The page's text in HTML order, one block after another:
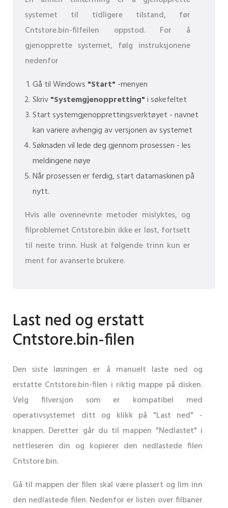
systemet til tidligere tilstand, før
Cntstore.bin-filfeilen oppstod. For å
gjenopprette systemet, følg instruksjonene
nedenfor
Gå til Windows "Start" -menyen
Skriv"Systemgjenoppretting"i søkefeltet
Start systemgjenopprettingsverktøyet - navnet
kan variere avhengig av versjonen av systemet
Søknaden vil lede deg gjennom prosessen - les
meldingene nøye
Når prosessen er ferdig, start datamaskinen på
nytt.
Hvis alle ovennevnte metoder mislyktes, og
filproblemet Cntstore.bin ikke er løst, fortsett
til neste trinn. Husk at følgende trinn kun er
ment for avanserte brukere.
Last ned og erstatt
Cntstore.bin-filen
Den siste løsningen er å manuelt laste ned og
erstatte Cntstore.bin-filen i riktig mappe på disken.
Velg filversjon som er kompatibel med
operativsystemet ditt og klikk på "Last ned" -
knappen. Deretter går du til mappen "Nedlastet" i
nettleseren din og kopierer den nedlastede filen
Cntstore.bin.
Gå til mappen der filen skal være plassert og lim inn
den nedlastede filen. Nedenfor er listen over filbaner